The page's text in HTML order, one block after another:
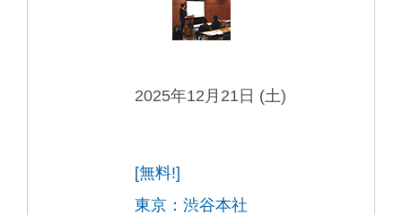
2025年12月21日 (土)
[無料!]
東京：渋谷本社